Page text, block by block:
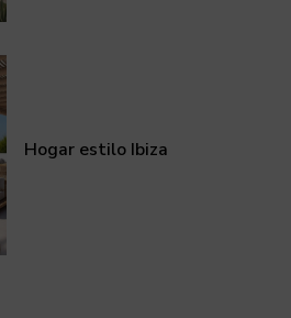
Hogar estilo Ibiza